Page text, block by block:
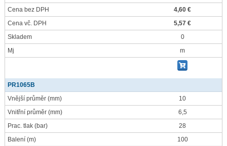
Cena bez DPH
4,60 €
Cena vč. DPH
5,57 €
Skladem
0
Mj
m
PR1065B
Vnější průměr (mm)
10
Vnitřní průměr (mm)
6,5
Prac. tlak (bar)
28
Balení (m)
100